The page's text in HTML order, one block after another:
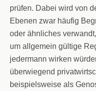
prüfen. Dabei wird von
Ebenen zwar häufig
oder ähnliches
um allgemein gültige
jedermann wirken
überwiegend
beispielsweise als